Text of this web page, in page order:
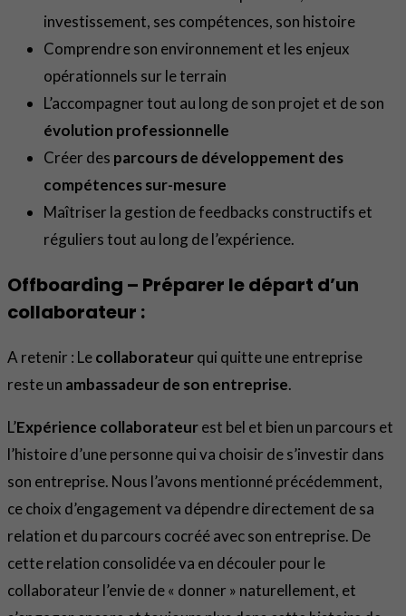
investissement, ses compétences, son histoire
Comprendre son environnement et les enjeux
opérationnels sur le terrain
L’accompagner tout au long de son projet et de son
évolution professionnelle
Créer des parcours de développement des
compétences sur-mesure
Maîtriser la gestion de feedbacks constructifs et
réguliers tout au long de l’expérience.
Offboarding – Préparer le départ d’un
collaborateur :
A retenir : Lecollaborateurqui quitte une entreprise
reste un ambassadeur de son entreprise.
L’Expérience collaborateurest bel et bien un parcours et
l’histoire d’une personne qui va choisir de s’investir dans
son entreprise. Nous l’avons mentionné précédemment,
ce choix d’engagement va dépendre directement de sa
relation et du parcours cocréé avec son entreprise. De
cette relation consolidée va en découler pour le
collaborateur l’envie de « donner » naturellement, et